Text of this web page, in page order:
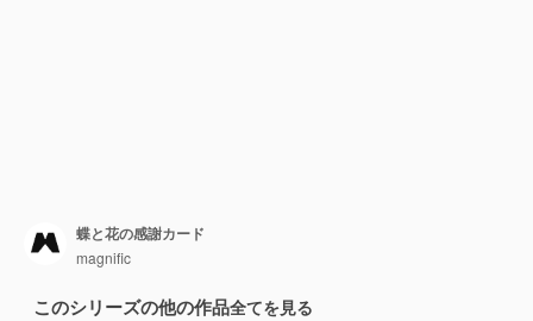
蝶と花の感謝カード
magnific
このシリーズの他の作品全てを見る